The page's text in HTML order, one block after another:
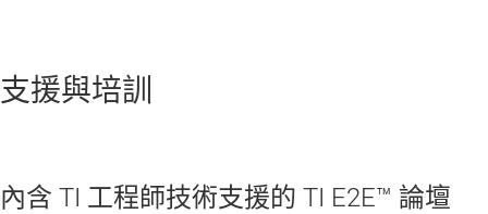
支援與培訓
內含 TI 工程師技術支援的 TI E2E™ 論壇